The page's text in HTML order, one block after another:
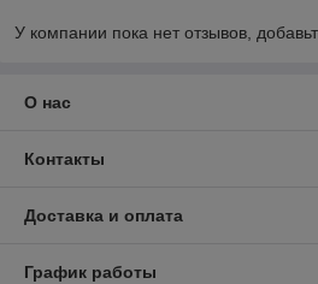
У компании пока нет отзывов,
О нас
Контакты
Доставка и оплата
График работы